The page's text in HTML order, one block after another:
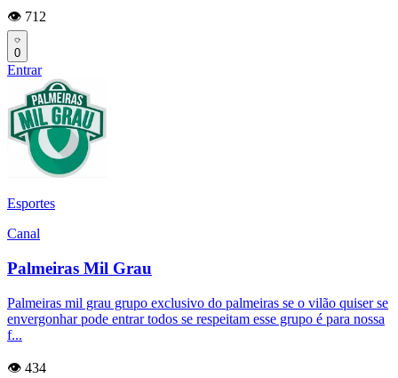
👁️ 712
0
Entrar
Esportes
Canal
Palmeiras Mil Grau
Palmeiras mil grau grupo exclusivo do palmeiras se o vilão quiser se
envergonhar pode entrar todos se respeitam esse grupo é para nossa
f...
👁️ 434